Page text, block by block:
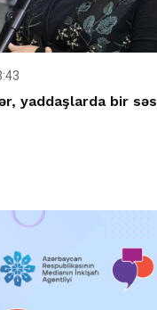
yaddaşlarda bir səs